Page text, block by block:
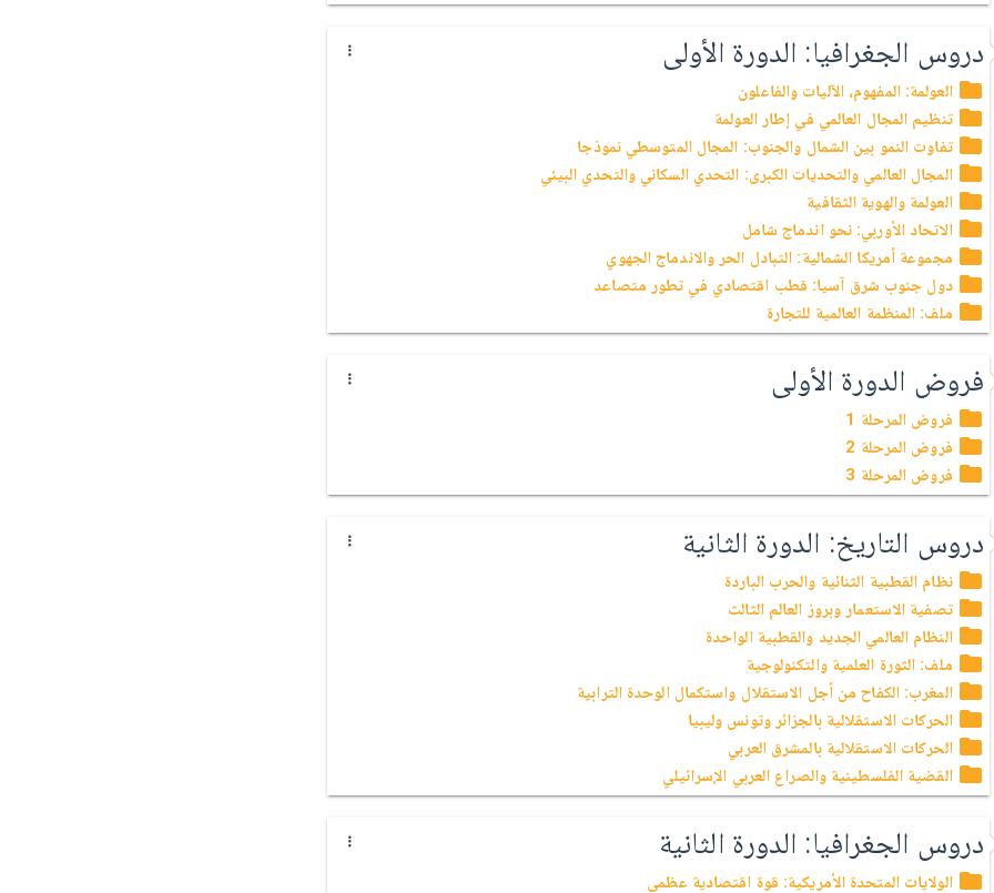
دروس الجغرافيا: الدورة الأولى
العولمة: المفهوم، الآليات والفاعلون
تنظيم المجال العالمي في إطار العولمة
تفاوت النمو بين الشمال والجنوب: المجال المتوسطي نموذجا
المجال العالمي والتحديات الكبرى: التحدي السكاني والتحدي البيئي
العولمة والهوية الثقافية
الاتحاد الأوربي: نحو اندماج شامل
مجموعة أمريكا الشمالية: التبادل الحر والاندماج الجهوي
دول جنوب شرق آسيا: قطب اقتصادي في تطور متصاعد
ملف: المنظمة العالمية للتجارة
فروض الدورة الأولى
فروض المرحلة 1
فروض المرحلة 2
فروض المرحلة 3
دروس التاريخ: الدورة الثانية
نظام القطبية الثنائية والحرب الباردة
تصفية الاستعمار وبروز العالم الثالث
النظام العالمي الجديد والقطبية الواحدة
ملف: الثورة العلمية والتكنولوجية
المغرب: الكفاح من أجل الاستقلال واستكمال الوحدة الترابية
الحركات الاستقلالية بالجزائر وتونس وليبيا
الحركات الاستقلالية بالمشرق العربي
القضية الفلسطينية والصراع العربي الإسرائيلي
دروس الجغرافيا: الدورة الثانية
الولايات المتحدة الأمريكية: قوة اقتصادية عظمى